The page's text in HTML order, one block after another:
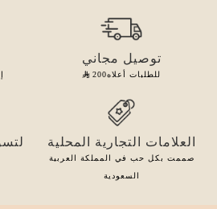
توصيل مجاني
للطلبات أعلاه200
العلامات التجارية المحلية
صممت بكل حب في المملكة العربية
السعودية